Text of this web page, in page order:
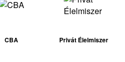
CBA Privát Élelmiszer